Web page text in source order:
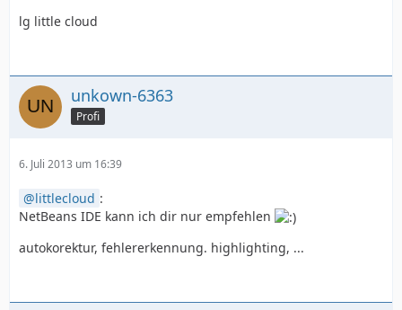
lg little cloud
unkown-6363
Profi
6. Juli 2013 um 16:39
littlecloud :
NetBeans IDE kann ich dir nur empfehlen
autokorektur, fehlererkennung. highlighting, ...